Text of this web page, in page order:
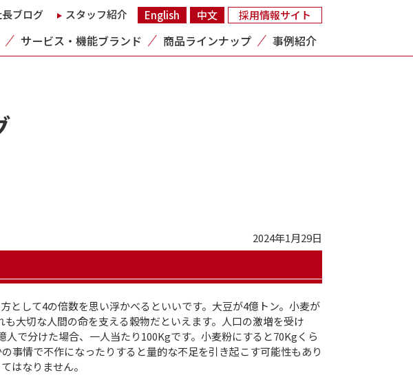
ブログ スタッフ紹介 English 中文 採用情報サイト
サービス・機能ブランド 商品ラインナップ 事例紹介
2024年1月29日
として4の倍数を思い浮かべるといいです。大豆が4億トン。小麦が
大切な人間の命を支える穀物だといえます。人口の激増を受け
で分けた場合、一人当たり100Kgです。小麦粉にすると70Kgくら
事情で不作になったりすると量的な不足を引き起こす可能性もあり
はなりません。